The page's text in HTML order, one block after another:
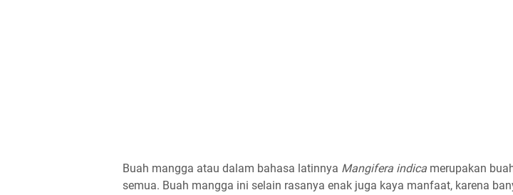
Buah mangga atau dalam bahasa latinnya Mangifera indica merupakan
semua. Buah mangga ini selain rasanya enak juga kaya manfaat, karena